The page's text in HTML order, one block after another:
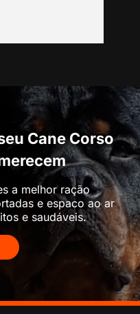
Cane Corso
a melhor ração
e espaco ao ar
e saudáveis.